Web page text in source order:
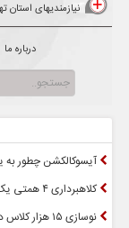
نیازمندیهای استان
درباره ما
آیسوکالکشن چطور به
کلاهبرداری ۴ همتی یک شرکت مهاجرتی
نوسازی ۱۵ هزار کلاس درس در استان تهران